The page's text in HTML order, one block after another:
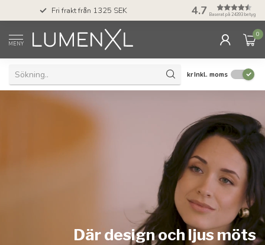
Fri frakt från 1325 SEK 50 dagars
Klarna
4.7 Baserat på 24393 betyg
MENY
0
krInkl. moms
Där design och ljus möts